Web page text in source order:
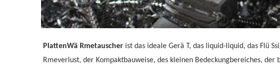
PlattenWä Rmetauscher ist das ideale Gerä T, das liquid-liquid, das Flü
Rmeverlust, der Kompaktbauweise, des kleinen Bedeckungbereiches,